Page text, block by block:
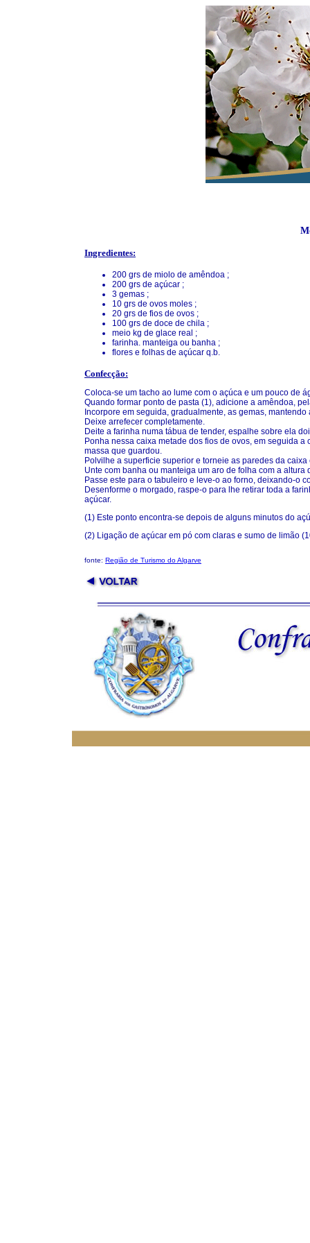
Ingredientes:
200 grs de miolo de amêndoa ;
200 grs de açúcar ;
3 gemas ;
10 grs de ovos moles ;
20 grs de fios de ovos ;
100 grs de doce de chila ;
meio kg de glace real ;
farinha. manteiga ou banha ;
flores e folhas de açúcar q.b.
Confecção:
Coloca-se um tacho ao lume com o açúca e um pouco de
Quando formar ponto de pasta (1), adicione a amêndoa,
Incorpore em seguida, gradualmente, as gemas,
Deixe arrefecer completamente.
Deite a farinha numa tábua de tender, espalhe sobre ela
Ponha nessa caixa metade dos fios de ovos, em seguida
massa que guardou.
Polvilhe a superficie superior e torneie as paredes da caixa
Unte com banha ou manteiga um aro de folha com a
Passe este para o tabuleiro e leve-o ao forno, deixando-o
Desenforme o morgado, raspe-o para lhe retirar toda a
açúcar.
(1) Este ponto encontra-se depois de alguns minutos do
(2) Ligação de açúcar em pó com claras e sumo de limão
fonte: Região de Turismo do Algarve